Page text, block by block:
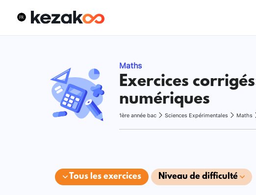
Maths
Exercices
numériques
1ère année bac Sciences Expérimentales Maths
Tous les exercices Niveau de difficulté